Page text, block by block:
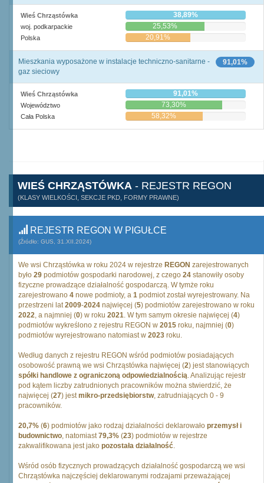
Wieś Chrząstówka 38,89%
woj. podkarpackie 25,53%
Polska 20,91%
91,01%
Mieszkania wyposażone w instalacje techniczno-sanitarne -
gaz sieciowy
Wieś Chrząstówka 91,01%
Województwo 73,30%
Cała Polska 58,32%
WIEŚ CHRZĄSTÓWKA - REJESTR REGON
(KLASY WIELKOŚCI, SEKCJE PKD, FORMY PRAWNE)
REJESTR REGON W PIGUŁCE
(Źródło: GUS, 31.XII.2024)
We wsi Chrząstówka w roku 2024 w rejestrze REGON zarejestrowanych
było 29 podmiotów gospodarki narodowej, z czego 24 stanowiły osoby
fizyczne prowadzące działalność gospodarczą. W tymże roku
zarejestrowano 4 nowe podmioty, a 1 podmiot został wyrejestrowany. Na
przestrzeni lat2009-2024 najwięcej (5) podmiotów zarejestrowano w roku
2022, a najmniej (0) w roku 2021. W tym samym okresie najwięcej (4)
podmiotów wykreślono z rejestru REGON w 2015 roku, najmniej (0)
podmiotów wyrejestrowano natomiast w 2023 roku.
Według danych z rejestru REGON wśród podmiotów posiadających
osobowość prawną we wsi Chrząstówka najwięcej (2) jest stanowiących
spółki handlowe z ograniczoną odpowiedzialnością. Analizując rejestr
pod kątem liczby zatrudnionych pracowników można stwierdzić, że
najwięcej (27) jestmikro-przedsiębiorstw, zatrudniających 0 - 9
pracowników.
20,7% (6) podmiotów jako rodzaj działalności deklarowało przemysł i
budownictwo, natomiast79,3% (23) podmiotów w rejestrze
zakwalifikowana jest jako pozostała działalność.
Wśród osób fizycznych prowadzących działalność gospodarczą we wsi
Chrząstówka najczęściej deklarowanymi rodzajami przeważającej